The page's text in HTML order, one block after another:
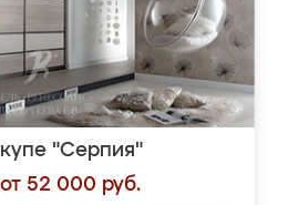
"Серпия"
52 000 руб.